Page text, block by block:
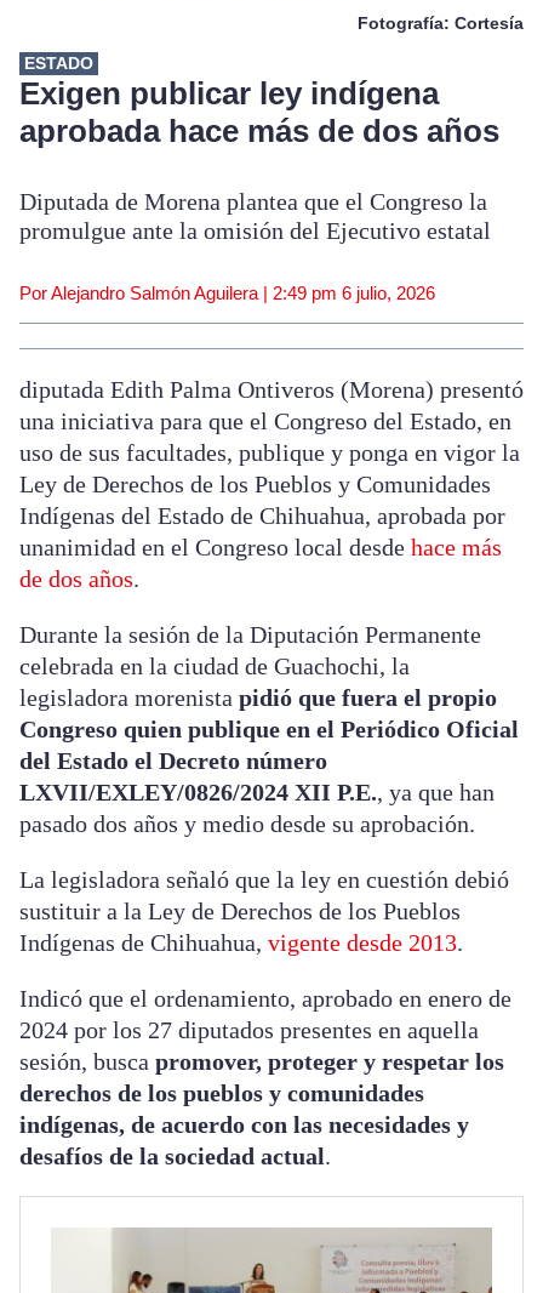
Fotografía: Cortesía
ESTADO
Exigen publicar ley indígena
aprobada hace más de dos años
Diputada de Morena plantea que el Congreso la
promulgue ante la omisión del Ejecutivo estatal
Por Alejandro Salmón Aguilera | 2:49 pm 6 julio, 2026
diputada Edith Palma Ontiveros (Morena) presentó
una iniciativa para que el Congreso del Estado, en
uso de sus facultades, publique y ponga en vigor la
Ley de Derechos de los Pueblos y Comunidades
Indígenas del Estado de Chihuahua, aprobada por
unanimidad en el Congreso local desde hace más
de dos años.
Durante la sesión de la Diputación Permanente
celebrada en la ciudad de Guachochi, la
legisladora morenista pidió que fuera el propio
Congreso quien publique en el Periódico Oficial
del Estado el Decreto número
LXVII/EXLEY/0826/2024 XII P.E., ya que han
pasado dos años y medio desde su aprobación.
La legisladora señaló que la ley en cuestión debió
sustituir a la Ley de Derechos de los Pueblos
Indígenas de Chihuahua, vigente desde 2013.
Indicó que el ordenamiento, aprobado en enero de
2024 por los 27 diputados presentes en aquella
sesión, busca promover, proteger y respetar los
derechos de los pueblos y comunidades
indígenas, de acuerdo con las necesidades y
desafíos de la sociedad actual.